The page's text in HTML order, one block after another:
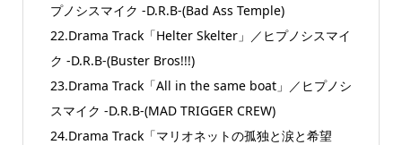
プノシスマイク -D.R.B-(Bad Ass Temple)
22.Drama Track「Helter Skelter」／ヒプノシスマイ
ク -D.R.B-(Buster Bros!!!)
23.Drama Track「All in the same boat」／ヒプノシ
スマイク -D.R.B-(MAD TRIGGER CREW)
24.Drama Track「マリオネットの孤独と涙と希望